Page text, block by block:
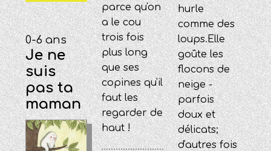
parce qu'on
a le cou
trois fois
plus long
que ses
copines qu'il
faut les
regarder de
haut !
hurle
comme des
loups.Elle
goûte les
flocons de
neige -
parfois
doux et
délicats;
d'autres fois
0-6 ans
Je ne
suis
pas ta
maman